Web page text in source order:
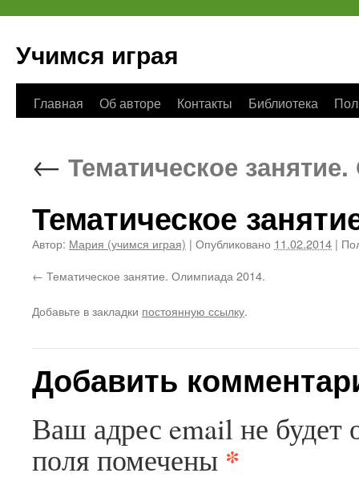
Учимся играя
Перейти
содержимому
Главная Об авторе Контакты Библиотека
← Тематическое
Тематическое
Автор: Мария (учимся играя) | Опубликовано 11.02.2014 |
Тематическое занятие. Олимпиада 2014.
Добавьте в закладки постоянную ссылку.
Добавить
Ваш адрес email не будет
поля помечены *